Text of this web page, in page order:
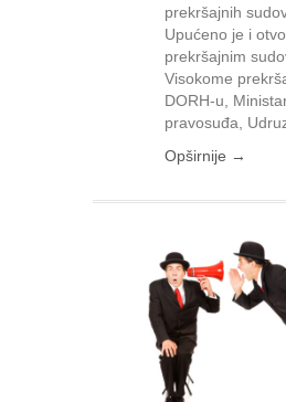
prekršajnih
Upućeno je i
prekršajnim
Visokome
DORH-u,
pravosuđa,
Opširnije →